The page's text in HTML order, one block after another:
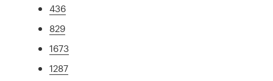
436
829
1673
1287